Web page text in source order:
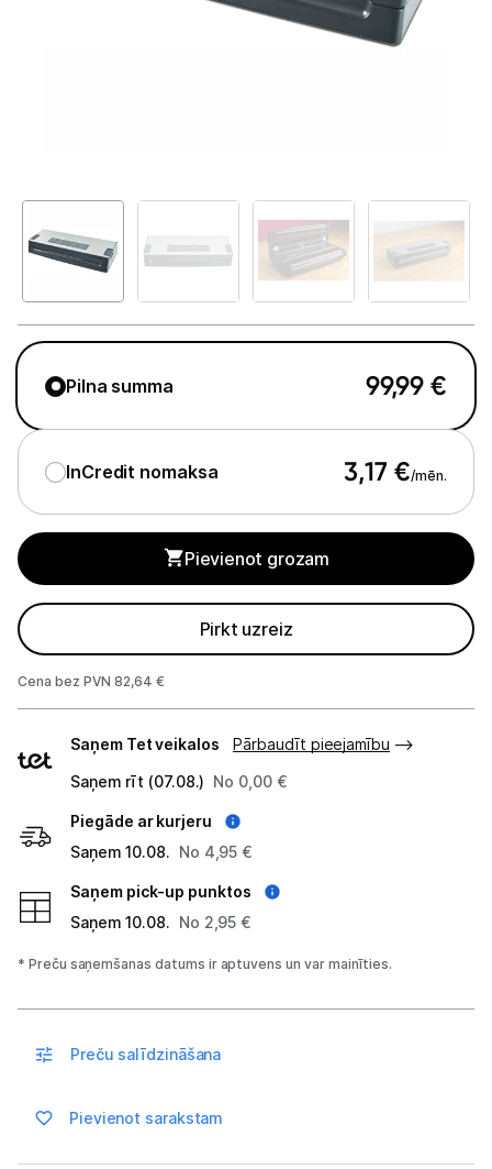
Telefoni, planšetdatori
Iebūvējamā tehnika
Mazā tehnika
Virtuves kombaini
Tosteri
Grili
Augļu žāvētāji
Sulu spiedes
Gaļas maļamās mašīnas
Pilna summa 99,99 €
InCredit nomaksa 3,17 €/mēn.
Pievienot grozam
Pirkt uzreiz
Cena bez PVN 82,64 €
veidi
Saņem Tet veikalos
Pārbaudīt pieejamību
Saņem rīt (07.08.) No 0,00 €
Piegāde ar kurjeru
Saņem 10.08. No 4,95 €
Saņem pick-up punktos
Saņem 10.08. No 2,95 €
* Preču saņemšanas datums ir aptuvens un var mainīties.
Preču salīdzināšana
Pievienot sarakstam